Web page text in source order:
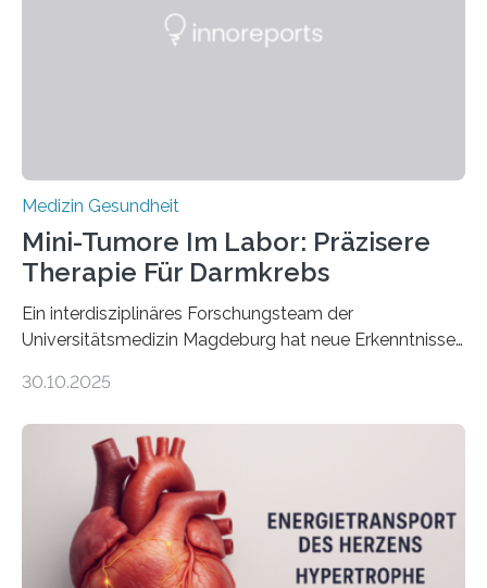
Medizin Gesundheit
Mini-Tumore Im Labor: Präzisere
Therapie Für Darmkrebs
Ein interdisziplinäres Forschungsteam der
Universitätsmedizin Magdeburg hat neue Erkenntnisse
behandelt werden kann. In ihrer aktuellen Studie,
Oncology, zeigen die Forschenden, dass Mini-Tumore
aus Gewebe von Patientinnen und Patienten –
sogenannte Organoide – genutzt werden können, um
vorab zu prüfen, welche Medikamente am besten
wirken. Dabei wurde ein Eiweiß identifiziert, das künftig
als Biomarker für die Wahl der passenden Therapie
30.10.2025